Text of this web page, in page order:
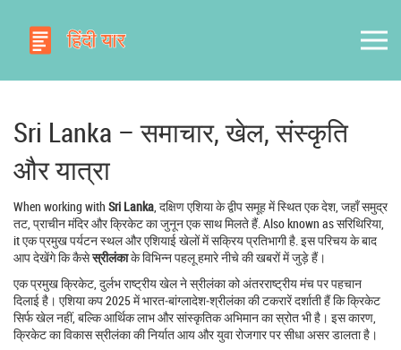
Sri Lanka – समाचार, खेल, संस्कृति
और यात्रा
When working with Sri Lanka दक्षिण एशिया के द्वीप समूह में स्थित एक देश, जहाँ समुद्र
तट, प्राचीन मंदिर और क्रिकेट का जुनून एक साथ मिलते हैं. Also known asसरिथिरिया,
itएक प्रमुख पर्यटन स्थल और एशियाई खेलों में सक्रिय प्रतिभागी है इस परिचय के बाद
आप देखेंगे कि कैसेस्रीलंकाके विभिन्न पहलू हमारे नीचे की खबरों में जुड़े हैं।
एक प्रमुखक्रिकेट दुर्लभ राष्ट्रीय खेलने स्रीलंका को अंतरराष्ट्रीय मंच पर पहचान
दिलाई है। एशिया कप 2025 में भारत‑बांग्लादेश‑श्रीलंका की टकरारें दर्शाती हैं कि क्रिकेट
सिर्फ खेल नहीं, बल्कि आर्थिक लाभ और सांस्कृतिक अभिमान का स्रोत भी है। इस कारण,
क्रिकेट का विकास स्रीलंका की निर्यात आय और युवा रोजगार पर सीधा असर डालता है।